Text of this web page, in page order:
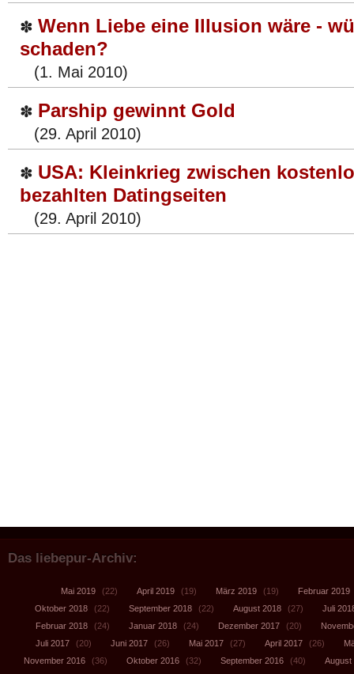
✽ Wenn Liebe eine Illusion wäre -
schaden?
(1. Mai 2010)
✽ Parship gewinnt Gold
(29. April 2010)
✽ USA: Kleinkrieg zwischen
bezahlten Datingseiten
(29. April 2010)
Das liebepur-Archiv:
Mai 2019 (22) April 2019 (19) März 2019 (19) Februar 2019
Oktober 2018
(22) September 2018 (22) August 2018 (27)
Juli
Februar 2018
(24) Januar 2018 (24) Dezember 2017 (20)
Juli 2017
(20) Juni 2017 (26) Mai 2017 (27) April 2017 (26)
November 2016
(36) Oktober 2016 (32) September 2016 (40)
August